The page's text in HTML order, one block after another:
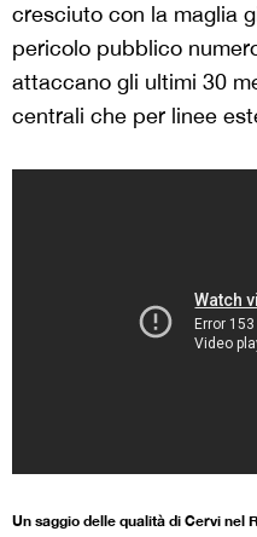
cresciuto con la maglia
pericolo pubblico
attaccano gli ultimi 30
centrali che per linee
Un saggio delle qualità di Cervi nel